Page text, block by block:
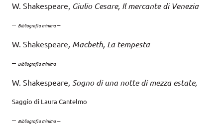
W. Shakespeare, Giulio Cesare, Il mercante di Venezia
– Bibliografia minima–
W. Shakespeare, Macbeth, La tempesta
– Bibliografia minima–
W. Shakespeare, Sogno di una notte di mezza estate,
Saggio di Laura Cantelmo
– Bibliografia minima–